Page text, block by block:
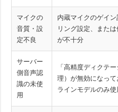
マイクの
音質・設
定不良
内蔵マイクのゲイ
リング設定、また
が不十分
サーバー
側音声認
識の未使
用
「高精度ディクテ
理）が無効になっ
ラインモデルのみ